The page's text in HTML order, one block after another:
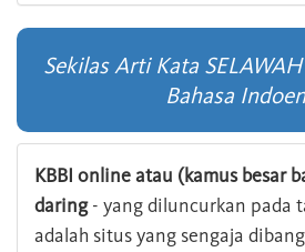
Sekilas Arti Kata
Bahasa
KBBI online atau (kamus besar
daring- yang diluncurkan pada
adalah situs yang sengaja